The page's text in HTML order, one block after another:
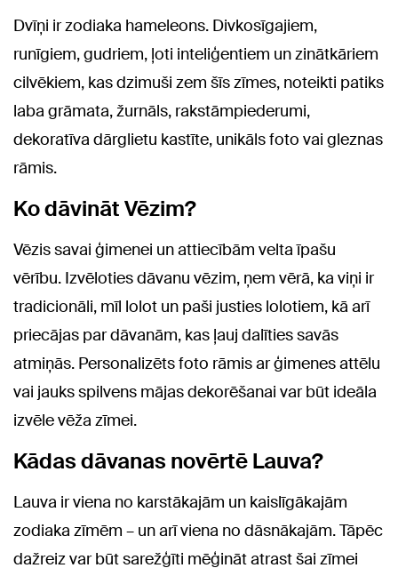
Dvīņi ir zodiaka hameleons. Divkosīgajiem,
runīgiem, gudriem, ļoti inteliģentiem un zinātkāriem
cilvēkiem, kas dzimuši zem šīs zīmes, noteikti patiks
laba grāmata, žurnāls, rakstāmpiederumi,
dekoratīva dārglietu kastīte, unikāls foto vai gleznas
rāmis.
Ko dāvināt Vēzim?
Vēzis savai ģimenei un attiecībām velta īpašu
vērību. Izvēloties dāvanu vēzim, ņem vērā, ka viņi ir
tradicionāli, mīl lolot un paši justies lolotiem, kā arī
priecājas par dāvanām, kas ļauj dalīties savās
atmiņās. Personalizēts foto rāmis ar ģimenes attēlu
vai jauks spilvens mājas dekorēšanai var būt ideāla
izvēle vēža zīmei.
Kādas dāvanas novērtē Lauva?
Lauva ir viena no karstākajām un kaislīgākajām
zodiaka zīmēm – un arī viena no dāsnākajām. Tāpēc
dažreiz var būt sarežģīti mēģināt atrast šai zīmei